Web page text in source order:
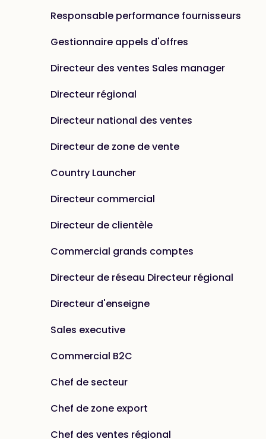
Responsable performance fournisseurs
Gestionnaire appels d'offres
Directeur des ventes Sales manager
Directeur régional
Directeur national des ventes
Directeur de zone de vente
Country Launcher
Directeur commercial
Directeur de clientèle
Commercial grands comptes
Directeur de réseau Directeur régional
Directeur d'enseigne
Sales executive
Commercial B2C
Chef de secteur
Chef de zone export
Chef des ventes régional